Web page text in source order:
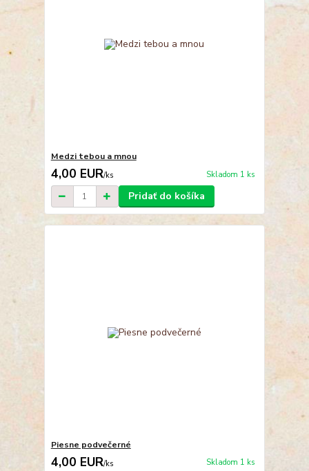
Medzi tebou a mnou
4,00 EUR/ks Skladom 1 ks
Pridať do košíka
Piesne podvečerné
4,00 EUR/ks Skladom 1 ks